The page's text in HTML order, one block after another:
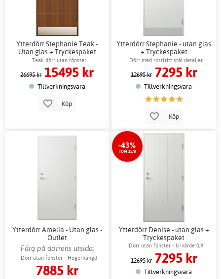
Ytterdörr Stephanie Teak -
Utan glas + Tryckespaket
Teak dörr utan fönster
26695 kr 15495 kr
Tillverkningsvara
Köp
Ytterdörr Stephanie - utan glas
+ Tryckespaket
Dörr med rostfritt stål detaljer
12695 kr 7295 kr
Tillverkningsvara
Köp
Ytterdörr Amelia - Utan glas -
Outlet
Färg på dörrens utsida:
Guldockra
Dörr utan fönster - Högerhängd
7885 kr
-43%
TOM 15/8
Ytterdörr Denise - utan glas +
Tryckespaket
Dörr utan fönster - U-värde 0,9
12695 kr 7295 kr
Tillverkningsvara